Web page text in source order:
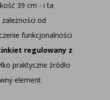
39 cm - i ta
od
funkcjonalności
regulowany z
praktyczne źródło
element